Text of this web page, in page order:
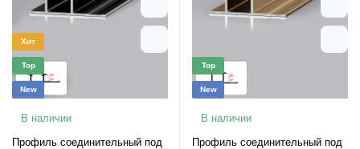
Хит
Top
New
В наличии
Профиль соединительный под
Top
New
В наличии
Профиль соединительный под